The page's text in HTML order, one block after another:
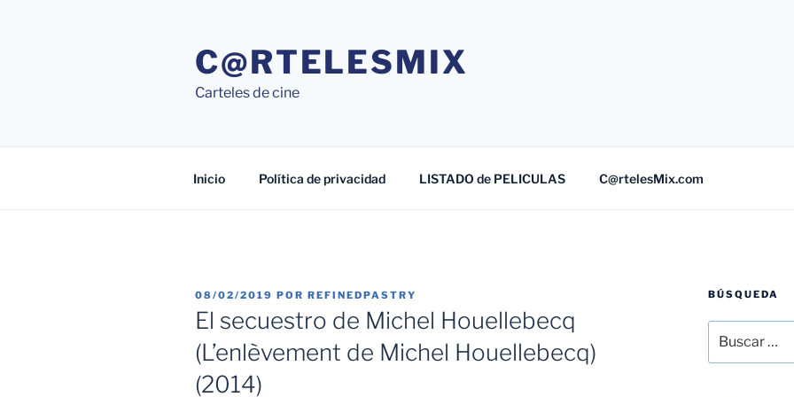
C@RTELESMIX
Carteles de cine
Inicio Política de privacidad LISTADO de PELICULAS C@rtelesMix.com
PUBLICADO
EL
08/02/2019 POR REFINEDPASTRY
El secuestro de Michel Houellebecq
(L’enlèvement de Michel Houellebecq)
(2014)
BÚSQUEDA
por: